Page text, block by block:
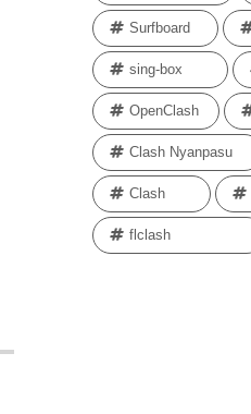
Surfboard
sing-box
OpenClash
Clash Nyanpasu
Clash
flclash